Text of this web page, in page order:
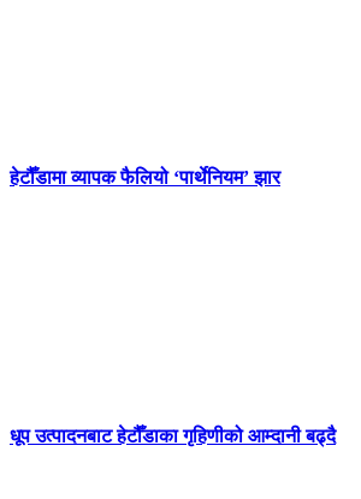
हेटौँडामा व्यापक फैलियो ‘पार्थेनियम’ झार
धूप उत्पादनबाट हेटौँडाका गृहिणीको आम्दानी बढ्दै